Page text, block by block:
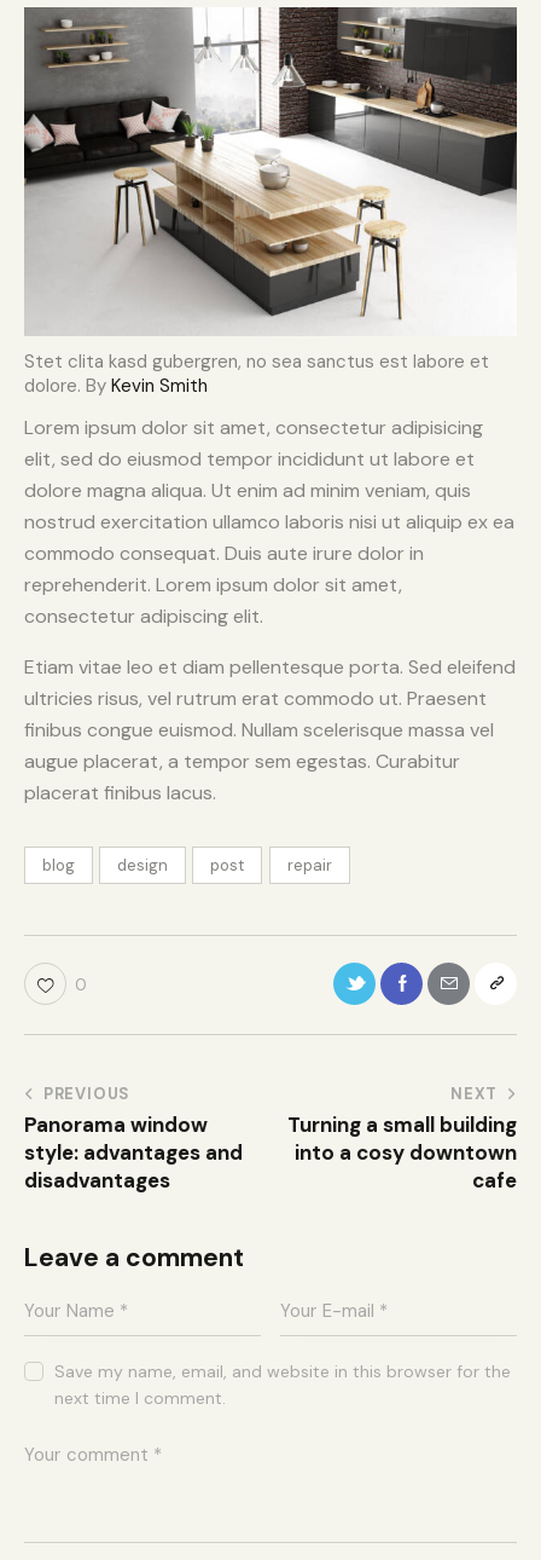
Stet clita kasd gubergren, no sea sanctus est labore et
dolore. By Kevin Smith
Lorem ipsum dolor sit amet, consectetur adipisicing
elit, sed do eiusmod tempor incididunt ut labore et
dolore magna aliqua. Ut enim ad minim veniam, quis
nostrud exercitation ullamco laboris nisi ut aliquip ex ea
commodo consequat. Duis aute irure dolor in
reprehenderit. Lorem ipsum dolor sit amet,
consectetur adipiscing elit.
Etiam vitae leo et diam pellentesque porta. Sed eleifend
ultricies risus, vel rutrum erat commodo ut. Praesent
finibus congue euismod. Nullam scelerisque massa vel
augue placerat, a tempor sem egestas. Curabitur
placerat finibus lacus.
blog design post repair
0
PREVIOUS
Panorama window
style: advantages and
disadvantages
NEXT
Turning a small building
into a cosy downtown
cafe
Leave a comment
Save my name, email, and website in this browser for the
next time I comment.